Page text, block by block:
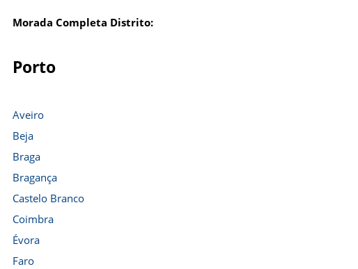
Morada Completa Distrito:
Porto
Aveiro
Beja
Braga
Bragança
Castelo Branco
Coimbra
Évora
Faro